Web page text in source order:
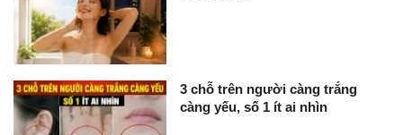
3 chỗ trên người càng trắng
càng yếu, số 1 ít ai nhìn